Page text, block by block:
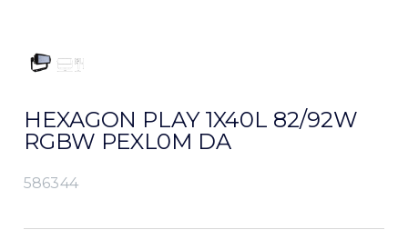
HEXAGON PLAY 1X40L 82/92W
RGBW PEXL0M DA
586344